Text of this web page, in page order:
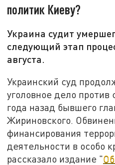
политик Киеву?
Украина судит
следующий этап
августа.
Украинский суд
уголовное дело против
года назад бывшего
Жириновского.
финансирования
деятельности в особо
рассказало издание "